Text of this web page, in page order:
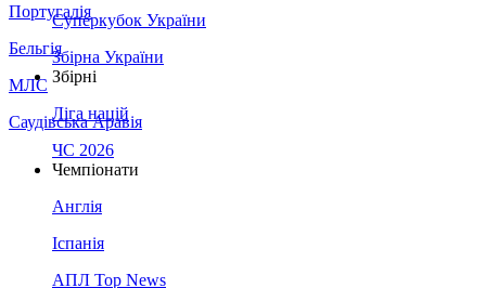
Португалія
Бельгія
МЛС
Саудівська Аравія
Суперкубок України
Збірна України
Збірні
Ліга націй
ЧС 2026
Чемпіонати
Англія
Іспанія
АПЛ Top News